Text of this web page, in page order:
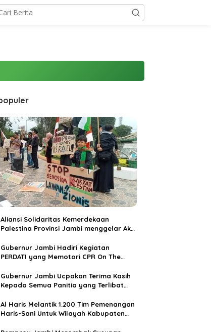
Aliansi Solidaritas Kemerdekaan
Palestina Provinsi Jambi menggelar Aksi
kota Jambi.
Gubernur Jambi Hadiri Kegiatan
PERDATI yang Memotori CPR On The
Gubernur Jambi Ucpakan Terima Kasih
Kepada Semua Panitia yang Terlibat
Tahun 2024
Al Haris Melantik 1.200 Tim Pemenangan
Haris-Sani Untuk Wilayah Kabupaten